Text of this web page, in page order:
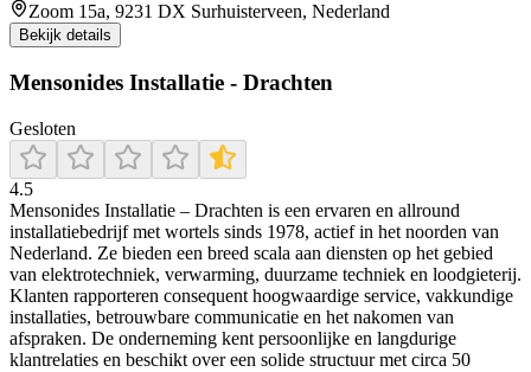
Zoom 15a, 9231 DX Surhuisterveen, Nederland
Bekijk details
Mensonides Installatie - Drachten
Gesloten
4.5
Mensonides Installatie – Drachten is een ervaren en allround
installatiebedrijf met wortels sinds 1978, actief in het noorden van
Nederland. Ze bieden een breed scala aan diensten op het gebied
van elektrotechniek, verwarming, duurzame techniek en loodgieterij.
Klanten rapporteren consequent hoogwaardige service, vakkundige
installaties, betrouwbare communicatie en het nakomen van
afspraken. De onderneming kent persoonlijke en langdurige
klantrelaties en beschikt over een solide structuur met circa 50